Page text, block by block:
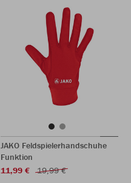
JAKO Feldspielerhandschuhe
Funktion
11,99 €
19,99 €